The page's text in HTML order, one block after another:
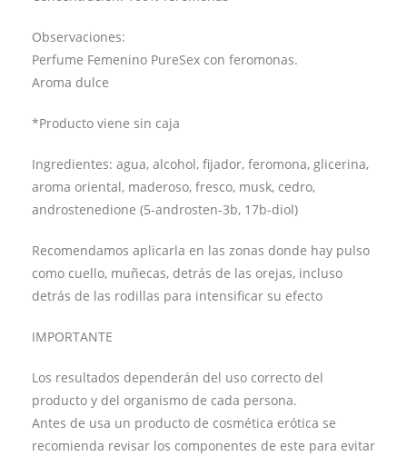
Observaciones:
Perfume Femenino PureSex con feromonas.
Aroma dulce
*Producto viene sin caja
Ingredientes: agua, alcohol, fijador, feromona, glicerina,
aroma oriental, maderoso, fresco, musk, cedro,
androstenedione (5-androsten-3b, 17b-diol)
Recomendamos aplicarla en las zonas donde hay pulso
como cuello, muñecas, detrás de las orejas, incluso
detrás de las rodillas para intensificar su efecto
IMPORTANTE
Los resultados dependerán del uso correcto del
producto y del organismo de cada persona.
Antes de usa un producto de cosmética erótica se
recomienda revisar los componentes de este para evitar